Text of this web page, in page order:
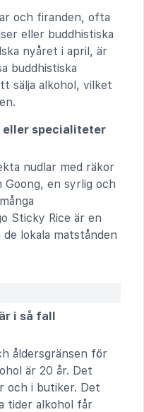
och firanden, ofta
eller buddhistiska
nyåret i april, är
buddhistiska
sälja alkohol, vilket
eller specialiteter
nudlar med räkor
Goong, en syrlig och
Sticky Rice är en
lokala matstånden
i så fall
åldersgränsen för
är 20 år. Det
och i butiker. Det
tider alkohol får